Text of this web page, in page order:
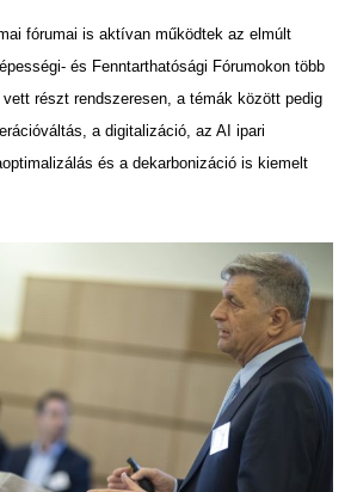
fórumai is aktívan működtek az elmúlt
és Fenntarthatósági Fórumokon több
részt rendszeresen, a témák között pedig
a digitalizáció, az AI ipari
és a dekarbonizáció is kiemelt